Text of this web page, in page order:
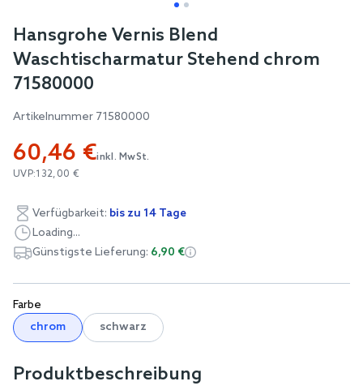
Skip
to
beginning
of
images
gallery
Hansgrohe Vernis Blend
Waschtischarmatur Stehend chrom
71580000
Artikelnummer 71580000
60,46 €inkl. MwSt.
UVP:132,00 €
Farbe
chrom
schwarz
Verfügbarkeit: bis zu 14 Tage
Loading...
Günstigste Lieferung: 6,90 €
Produktbeschreibung